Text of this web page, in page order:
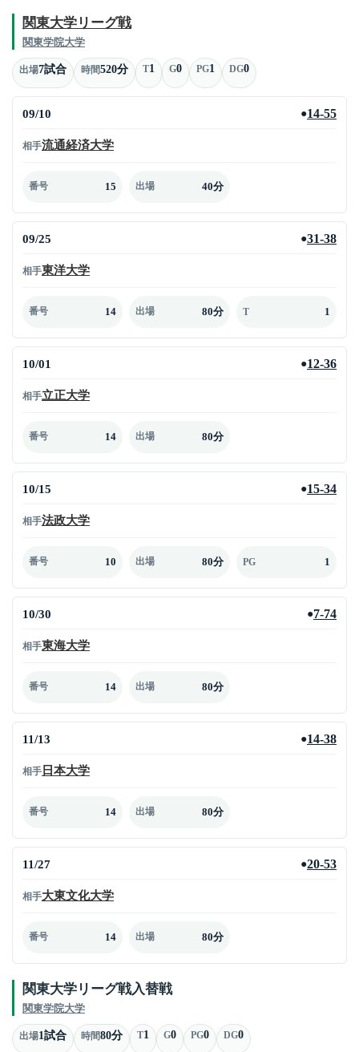
関東大学リーグ戦
関東学院大学
出場7試合 時間520分 T1 G0 PG1 DG0
09/10 ●14-55
相手流通経済大学
番号 15 出場 40分
09/25 ●31-38
相手東洋大学
番号 14 出場 80分 T 1
10/01 ●12-36
相手立正大学
番号 14 出場 80分
10/15 ●15-34
相手法政大学
番号 10 出場 80分 PG 1
10/30 ●7-74
相手東海大学
番号 14 出場 80分
11/13 ●14-38
相手 日本大学
番号 14 出場 80分
11/27 ●20-53
相手大東文化大学
番号 14 出場 80分
関東大学リーグ戦入替戦
関東学院大学
出場1試合 時間80分 T1 G0 PG0 DG0